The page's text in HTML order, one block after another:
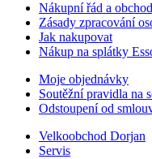
Nákupní řád a
Zásady zpracování
Jak nakupovat
Nákup na splátky
Moje objednávky
Soutěžní pravidla na
Odstoupení od
Velkoobchod Dorjan
Servis